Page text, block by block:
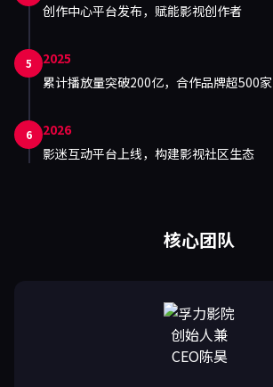
创作中心平台发布，赋能影视创作者
5
2025
累计播放量突破200亿，合作品牌超500家
6
2026
影迷互动平台上线，构建影视社区生态
核心团队